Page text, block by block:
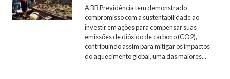
A BB Previdência tem demonstrado
compromisso com a sustentabilidade ao
investir em ações para compensar suas
emissões de dióxido de carbono (CO2),
contribuindo assim para mitigar os impactos
do aquecimento global, uma das maiores...